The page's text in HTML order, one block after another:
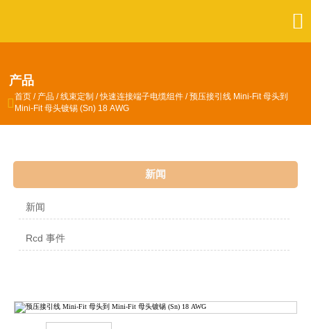

产品
 首页 / 产品 /线束定制 /快速连接端子电缆组件 /预压接引线 Mini-Fit 母头到
Mini-Fit 母头镀锡 (Sn) 18 AWG
新闻
新闻
Rcd 事件